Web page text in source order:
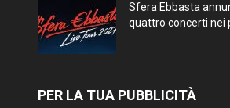
Sfera Ebbasta
quattro concerti nei
PER LA TUA PUBBLICITÀ